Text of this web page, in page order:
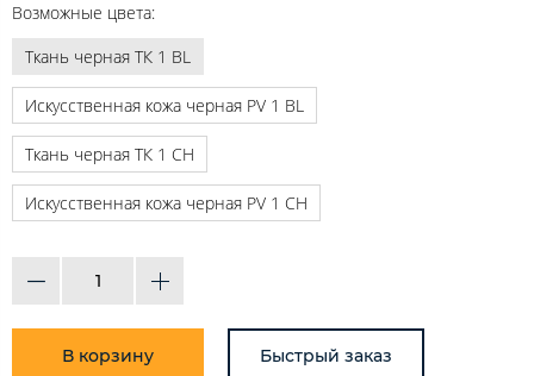
Возможные цвета:
Ткань черная ТК 1 BL
Искусственная кожа черная PV 1 BL
Ткань черная ТК 1 CH
Искусственная кожа черная PV 1 CH
В корзину Быстрый заказ